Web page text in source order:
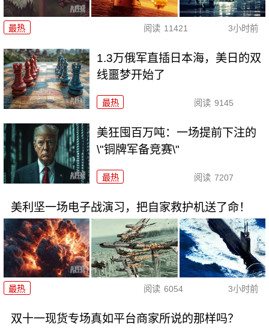
最热 阅读 11421 3小时前
1.3万俄军直插日本海，美日的双
线噩梦开始了
最热 阅读 9145
美狂囤百万吨：一场提前下注的
\"铜牌军备竞赛\"
最热 阅读 7207
美利坚一场电子战演习，把自家救护机送了命！
最热 阅读 6054 3小时前
双十一现货专场真如平台商家所说的那样吗？